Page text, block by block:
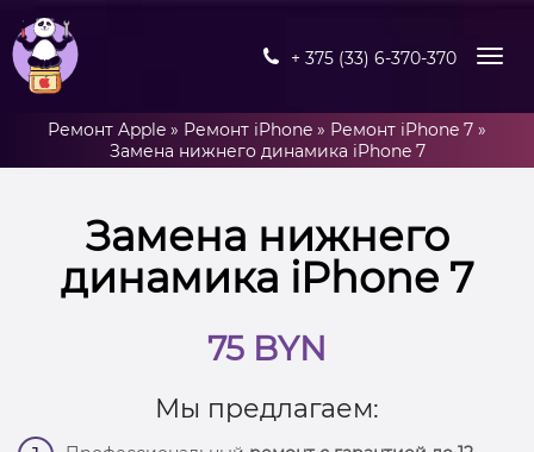
+ 375 (33) 6-370-370
Ремонт Apple » Ремонт iPhone » Ремонт iPhone 7 »
Замена нижнего динамика iPhone 7
Замена нижнего
динамика iPhone 7
75 BYN
Мы предлагаем: